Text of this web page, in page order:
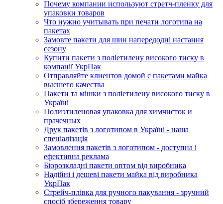
Почему компании используют стретч-пленку для
упаковки товаров
Что нужно учитывать при печати логотипа на
пакетах
Замовте пакети для шин напередодні настання
сезону
Купити пакети з поліетилену високого тиску в
компанії УкрПак
Отправляйте клиентов домой с пакетами майка
высшего качества
Пакети та мішки з поліетилену високого тиску в
Україні
Полиэтиленовая упаковка для химчисток и
прачечных
Друк пакетів з логотипом в Україні - наша
спеціалізація
Замовлення пакетів з логотипом - доступна і
ефективна реклама
Біорозкладні пакети оптом від виробника
Надійні і дешеві пакети майка від виробника
УкрПак
Стрейч-плівка для ручного пакування - зручний
спосіб збереження товару